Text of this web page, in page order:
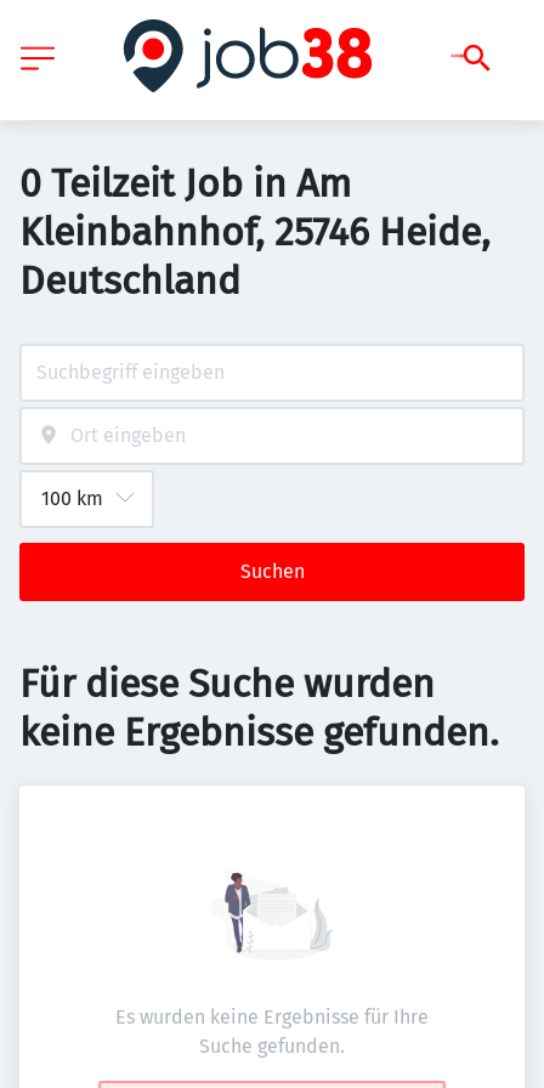
0 Teilzeit Job in Am
Kleinbahnhof, 25746 Heide,
Deutschland
Suchen
Für diese Suche wurden
keine Ergebnisse gefunden.
Es wurden keine Ergebnisse für Ihre
Suche gefunden.